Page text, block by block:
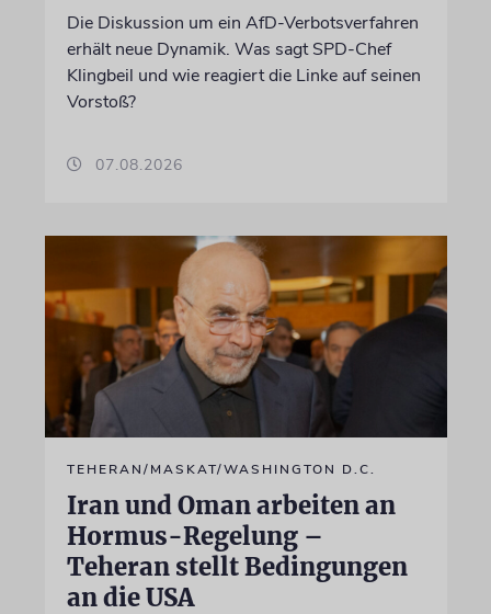
Die Diskussion um ein AfD-Verbotsverfahren
erhält neue Dynamik. Was sagt SPD-Chef
Klingbeil und wie reagiert die Linke auf seinen
Vorstoß?
07.08.2026
TEHERAN/MASKAT/WASHINGTON D.C.
Iran und Oman arbeiten an
Hormus-Regelung –
Teheran stellt Bedingungen
an die USA